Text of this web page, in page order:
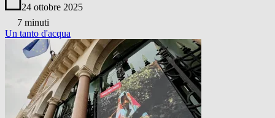
24 ottobre 2025
7 minuti
Un tanto d'acqua